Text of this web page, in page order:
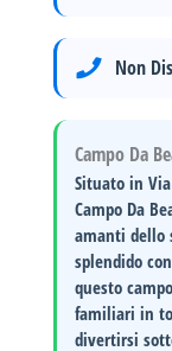
Non
Campo Da
Situato in
Campo Da
amanti dello
splendido
questo
familiari in
divertirsi